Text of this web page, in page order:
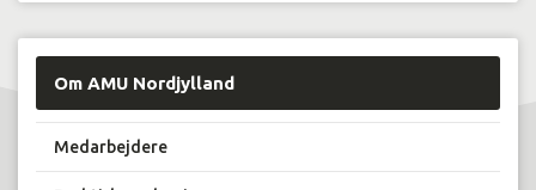
Om AMU Nordjylland
Medarbejdere